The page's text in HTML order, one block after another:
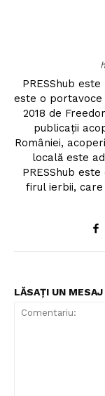
PRESShub
este o portavoce
2018 de
publicații
României,
locală este
PRESShub
firul ierbii,
LĂSAȚI UN MESAJ